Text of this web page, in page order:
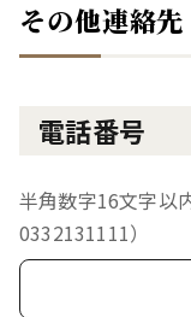
その他連絡先
電話番号
半角数字16文字以
0332131111）